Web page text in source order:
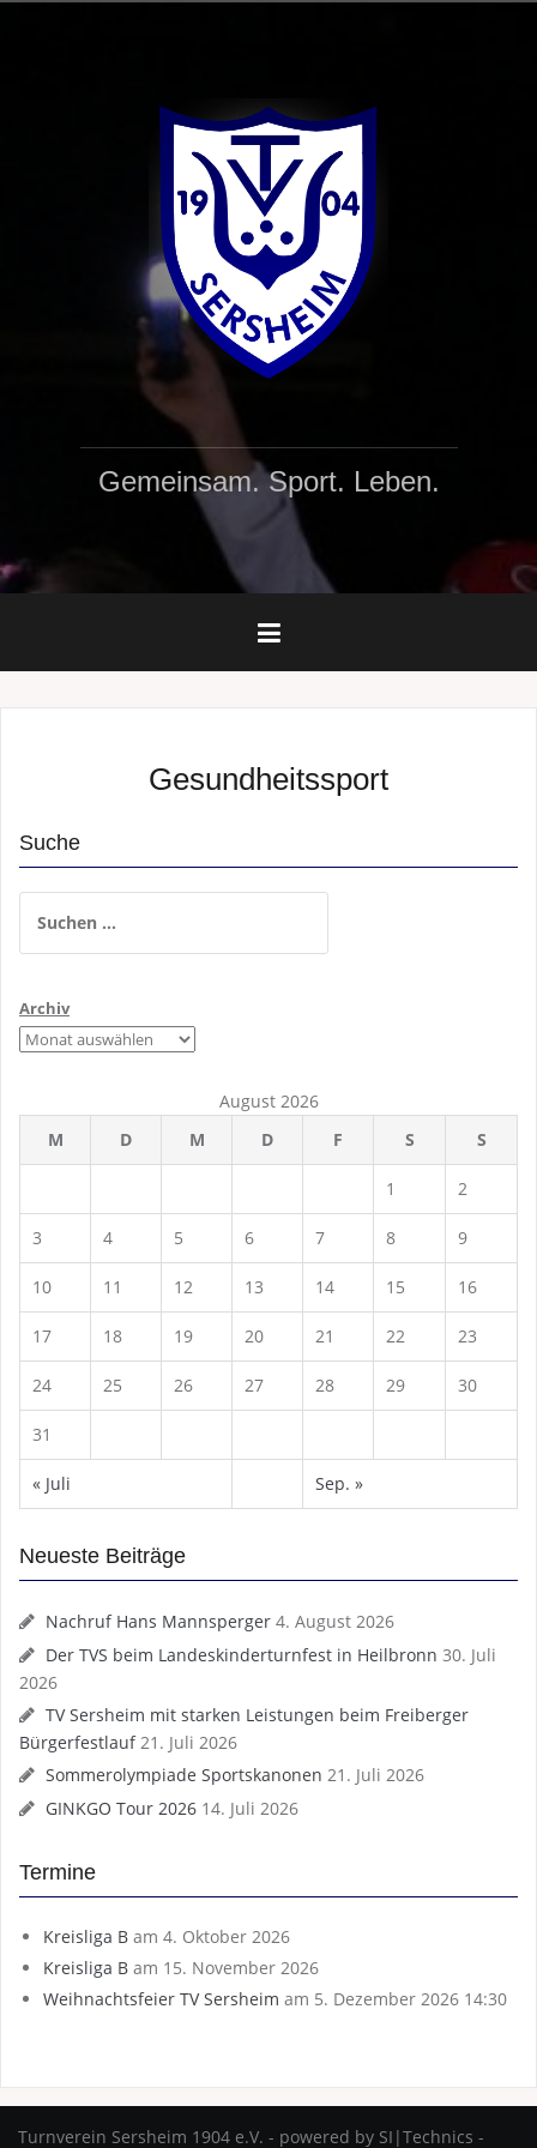
Gemeinsam. Sport. Leben.
Gesundheitssport
Suche
nach:
Archiv
August 2026
M
D M D F S S
1 2
3 4 5 6 7 8 9
10 11 12 13 14 15 16
17 18 19 20 21 22 23
24 25 26 27 28 29 30
31
« Juli Sep. »
Neueste Beiträge
Nachruf Hans Mannsperger 4. August 2026
Der TVS beim Landeskinderturnfest in Heilbronn 30. Juli
2026
TV Sersheim mit starken Leistungen beim Freiberger
Bürgerfestlauf 21. Juli 2026
Sommerolympiade Sportskanonen 21. Juli 2026
GINKGO Tour 2026 14. Juli 2026
Termine
Kreisliga B am 4. Oktober 2026
Kreisliga B am 15. November 2026
Weihnachtsfeier TV Sersheim am 5. Dezember 2026 14:30
Turnverein Sersheim 1904 e.V. - powered by SI|Technics -